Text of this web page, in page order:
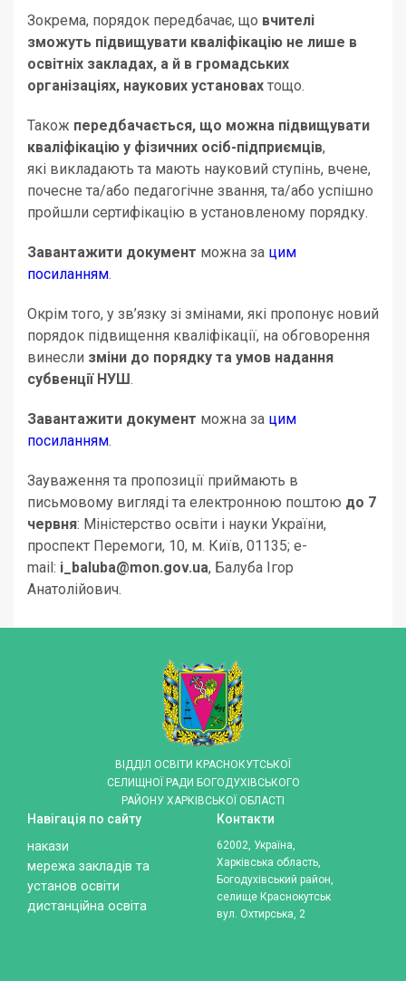
Зокрема, порядок передбачає, що вчителі
зможуть підвищувати кваліфікацію не лише в
освітніх закладах, а й в громадських
організаціях, наукових установах тощо.
Також передбачається, що можна підвищувати
кваліфікацію у фізичних осіб-підприємців,
які викладають та мають науковий ступінь, вчене,
почесне та/або педагогічне звання, та/або успішно
пройшли сертифікацію в установленому порядку.
Завантажити документ можна за цим
посиланням.
Окрім того, у зв’язку зі змінами, які пропонує новий
порядок підвищення кваліфікації, на обговорення
винесли зміни до порядку та умов надання
субвенції НУШ.
Завантажити документ можна за цим
посиланням.
Зауваження та пропозиції приймають в
письмовому вигляді та електронною поштою до 7
червня: Міністерство освіти і науки України,
проспект Перемоги, 10, м. Київ, 01135; e-
mail: i_baluba@mon.gov.ua, Балуба Ігор
Анатолійович.
ВІДДІЛ ОСВІТИ КРАСНОКУТСЬКОЇ
СЕЛИЩНОЇ РАДИ БОГОДУХІВСЬКОГО
РАЙОНУ ХАРКІВСЬКОЇ ОБЛАСТІ
Навігація по сайту
накази
мережа закладів та
установ освіти
дистанційна освіта
Контакти
62002, Україна,
Харківська область,
Богодухівський район,
селище Краснокутськ
вул. Охтирська, 2